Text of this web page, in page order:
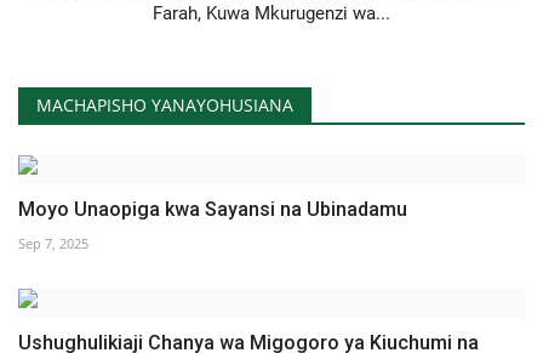
Farah, Kuwa Mkurugenzi wa...
MACHAPISHO YANAYOHUSIANA
Moyo Unaopiga kwa Sayansi na Ubinadamu
Sep 7, 2025
Ushughulikiaji Chanya wa Migogoro ya Kiuchumi na